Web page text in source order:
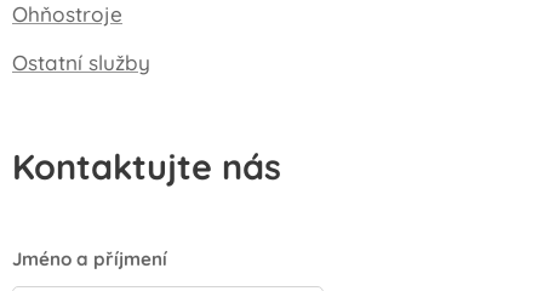
Ohňostroje
Ostatní služby
Kontaktujte nás
Jméno a příjmení